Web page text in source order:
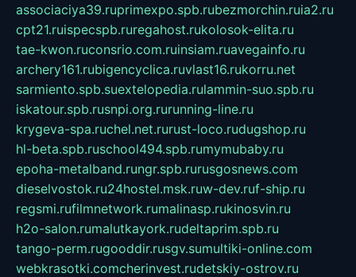
associaciya39.ruprimexpo.spb.rubezmorchin.ruia2.ru
cpt21.ruispecspb.ruregahost.rukolosok-elita.ru
tae-kwon.ruconsrio.com.ruinsiam.ruavegainfo.ru
archery161.rubigencyclica.ruvlast16.rukorru.net
sarmiento.spb.suextelopedia.rulammin-suo.spb.ru
iskatour.spb.rusnpi.org.rurunning-line.ru
krygeva-spa.ruchel.net.rurust-loco.rudugshop.ru
hl-beta.spb.ruschool494.spb.rumymubaby.ru
epoha-metalband.rungr.spb.rurusgosnews.com
dieselvostok.ru24hostel.msk.ruw-dev.ruf-ship.ru
regsmi.rufilmnetwork.rumalinasp.rukinosvin.ru
h2o-salon.rumalutkayork.rudeltaprim.spb.ru
tango-perm.rugooddir.rusgv.sumultiki-online.com
webkrasotki.comcherinvest.rudetskiy-ostrov.ru